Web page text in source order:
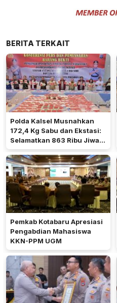
BERITA TERKAIT
Polda Kalsel Musnahkan
172,4 Kg Sabu dan Ekstasi:
Selamatkan 863 Ribu Jiwa
dan Hemat Biaya Rehab Rp.
4,3 Triliun
Pemkab Kotabaru Apresiasi
Pengabdian Mahasiswa
KKN-PPM UGM